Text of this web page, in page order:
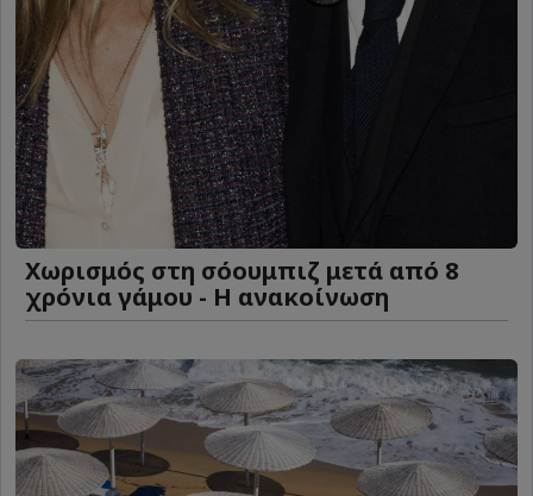
Χωρισμός στη σόουμπιζ μετά από 8
χρόνια γάμου - Η ανακοίνωση